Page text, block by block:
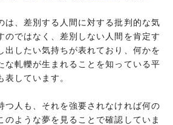
は、差別する人間に対する批判的な気
のではなく、差別しない人間を肯定す
出したい気持ちが表れており、何かを
な軋轢が生まれることを知っている平
しています。
つ人も、それを強要されなければ何の
のような夢を見ることで確認していま